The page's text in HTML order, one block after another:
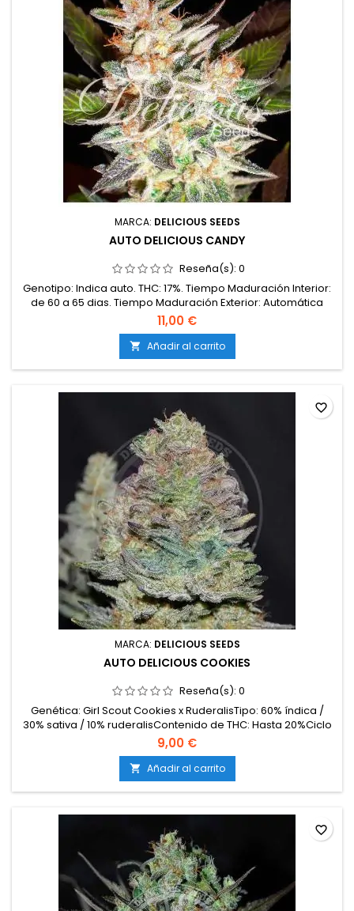
MARCA: DELICIOUS SEEDS
AUTO DELICIOUS CANDY
Reseña(s): 0
Genotipo: Indica auto. THC: 17%. Tiempo Maduración Interior:
de 60 a 65 dias. Tiempo Maduración Exterior: Automática
(45-55 días). Sabor: Citrico afrutado. Modalidad Cultivo:
Int./Ext. Producción: 70-80 gr/pl outdoor. Olor: Alta. Efecto:
Cerebral. Resistencia Moho: Alta. Resistencia Plagas: Alta.
Sexo: Fem Auto. Linaje: Cheese auto X Caramelo auto. Valor...
11,00 €
 Añadir al carrito
MARCA: DELICIOUS SEEDS
AUTO DELICIOUS COOKIES
Reseña(s): 0
Genética: Girl Scout Cookies x RuderalisTipo: 60% índica /
30% sativa / 10% ruderalisContenido de THC: Hasta 20%Ciclo
completo: 65–70 días desde la germinaciónProducción en
interior: 450–550 g/m²Producción en exterior: 100–140
g/plantaAltura: 80–110 cm en interior; hasta 130 cm en
exteriorAromas y sabores: Galleta dulce, crema,...
9,00 €
 Añadir al carrito
favorite_border
favorite_border